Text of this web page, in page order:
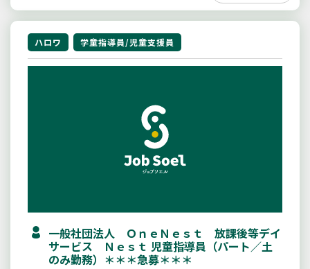
ハロワ 学童指導員/児童支援員
一般社団法人 ＯｎｅＮｅｓｔ 放課後等デイ
サービス Ｎｅｓｔ 児童指導員（パート／土
のみ勤務）＊＊＊急募＊＊＊